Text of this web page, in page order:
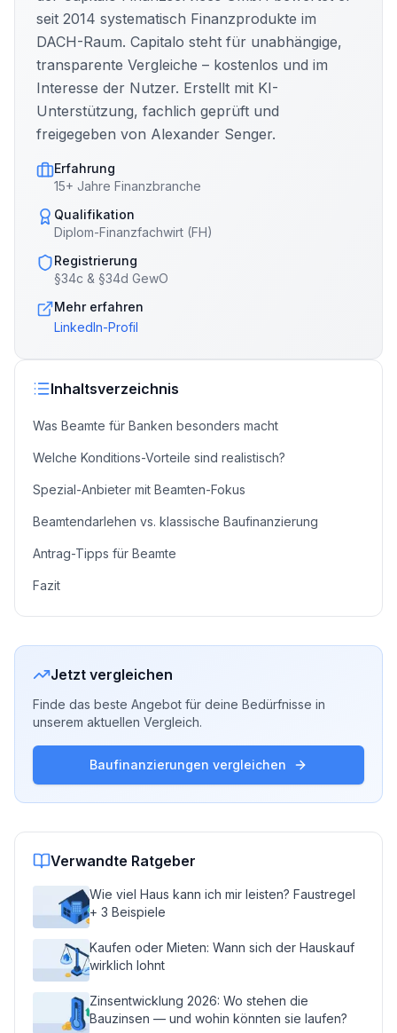
seit 2014 systematisch Finanzprodukte im
DACH-Raum. Capitalo steht für unabhängige,
transparente Vergleiche – kostenlos und im
Interesse der Nutzer. Erstellt mit KI-
Unterstützung, fachlich geprüft und
freigegeben von Alexander Senger.
Erfahrung
15+ Jahre Finanzbranche
Qualifikation
Diplom-Finanzfachwirt (FH)
Registrierung
§34c & §34d GewO
Mehr erfahren
LinkedIn-Profil
Inhaltsverzeichnis
Was Beamte für Banken besonders macht
Welche Konditions-Vorteile sind realistisch?
Spezial-Anbieter mit Beamten-Fokus
Beamtendarlehen vs. klassische Baufinanzierung
Antrag-Tipps für Beamte
Fazit
Jetzt vergleichen
Finde das beste Angebot für deine Bedürfnisse in
unserem aktuellen Vergleich.
Baufinanzierungen vergleichen
Verwandte Ratgeber
Wie viel Haus kann ich mir leisten? Faustregel
+ 3 Beispiele
Kaufen oder Mieten: Wann sich der Hauskauf
wirklich lohnt
Zinsentwicklung 2026: Wo stehen die
Bauzinsen — und wohin könnten sie laufen?